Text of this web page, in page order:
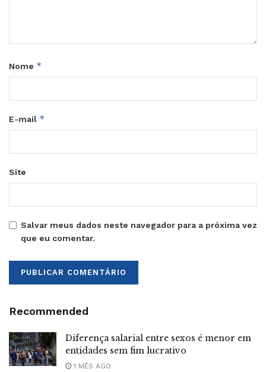
Nome *
E-mail *
Site
Salvar meus dados neste navegador para a próxima vez
que eu comentar.
Recommended
Diferença salarial entre sexos é menor em
entidades sem fim lucrativo
1 MÊS AGO